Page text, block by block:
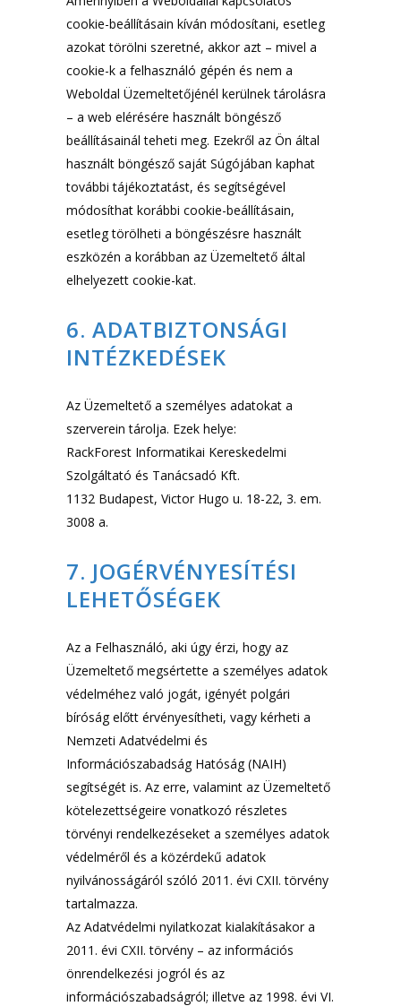
cookie-beállításain kíván módosítani, esetleg
azokat törölni szeretné, akkor azt – mivel a
cookie-k a felhasználó gépén és nem a
Weboldal Üzemeltetőjénél kerülnek tárolásra
– a web elérésére használt böngésző
beállításainál teheti meg. Ezekről az Ön által
használt böngésző saját Súgójában kaphat
további tájékoztatást, és segítségével
módosíthat korábbi cookie-beállításain,
esetleg törölheti a böngészésre használt
eszközén a korábban az Üzemeltető által
elhelyezett cookie-kat.
6. ADATBIZTONSÁGI
INTÉZKEDÉSEK
Az Üzemeltető a személyes adatokat a
szerverein tárolja. Ezek helye:
RackForest Informatikai Kereskedelmi
Szolgáltató és Tanácsadó Kft.
1132 Budapest, Victor Hugo u. 18-22, 3. em.
3008 a.
7. JOGÉRVÉNYESÍTÉSI
LEHETŐSÉGEK
Az a Felhasználó, aki úgy érzi, hogy az
Üzemeltető megsértette a személyes adatok
védelméhez való jogát, igényét polgári
bíróság előtt érvényesítheti, vagy kérheti a
Nemzeti Adatvédelmi és
Információszabadság Hatóság (NAIH)
segítségét is. Az erre, valamint az Üzemeltető
kötelezettségeire vonatkozó részletes
törvényi rendelkezéseket a személyes adatok
védelméről és a közérdekű adatok
nyilvánosságáról szóló 2011. évi CXII. törvény
tartalmazza.
Az Adatvédelmi nyilatkozat kialakításakor a
2011. évi CXII. törvény – az információs
önrendelkezési jogról és az
információszabadságról; illetve az 1998. évi VI.